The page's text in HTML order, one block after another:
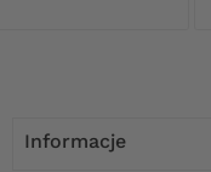
Informacje